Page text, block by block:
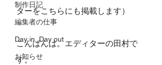
制作日記
編集者の仕事
Day in, Day out
お知らせ
ターをこちらにも掲載します）
こんばんは。エディターの田村で
す。